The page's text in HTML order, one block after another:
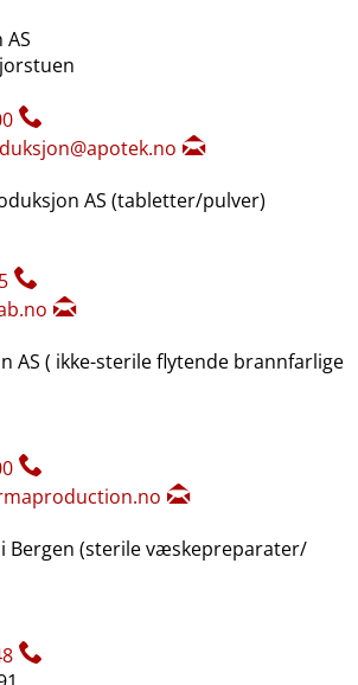
AS (tabletter​/​pulver)
AS ( ikke-sterile flytende brannfarlige
Bergen (sterile væskepreparater​/​